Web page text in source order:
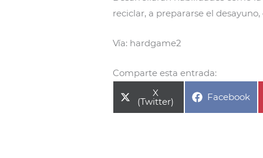
reciclar, a prepararse el
Vía: hardgame2
Comparte esta entrada:
Compartir
en
X
(Twitter) Compartir
Facebook